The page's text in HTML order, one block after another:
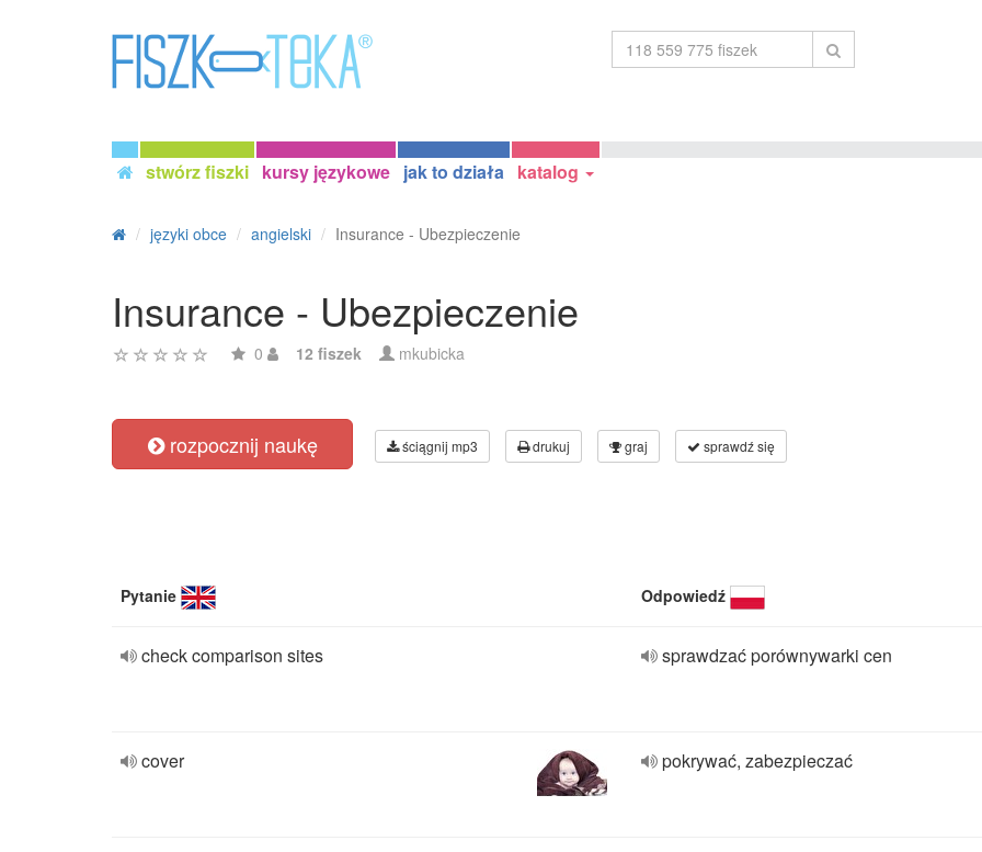
stwórz fiszki kursy językowe jak to działa katalog
języki obce angielski Insurance - Ubezpieczenie
Insurance - Ubezpieczenie
0 12 fiszek mkubicka
rozpocznij naukę ściągnij mp3 drukuj graj sprawdź się
Pytanie Odpowiedź
check comparison sites sprawdzać porównywarki cen
cover pokrywać, zabezpieczać